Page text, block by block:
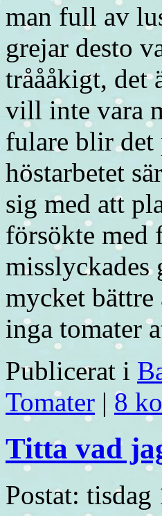
man full av
grejar desto
tråååkigt, det
vill inte vara
fulare blir det
höstarbetet
sig med att
försökte med
misslyckades
mycket
inga tomater
Publicerat i
Tomater | 8
Titta vad
Postat: